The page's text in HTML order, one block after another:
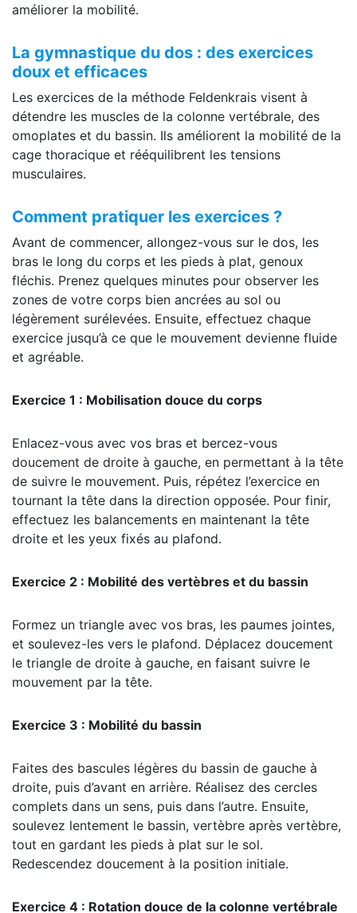
améliorer la mobilité.
La gymnastique du dos : des exercices
doux et efficaces
Les exercices de la méthode Feldenkrais visent à
détendre les muscles de la colonne vertébrale, des
omoplates et du bassin. Ils améliorent la mobilité de la
cage thoracique et rééquilibrent les tensions
musculaires.
Comment pratiquer les exercices ?
Avant de commencer, allongez-vous sur le dos, les
bras le long du corps et les pieds à plat, genoux
fléchis. Prenez quelques minutes pour observer les
zones de votre corps bien ancrées au sol ou
légèrement surélevées. Ensuite, effectuez chaque
exercice jusqu’à ce que le mouvement devienne fluide
et agréable.
Exercice 1 : Mobilisation douce du corps
Enlacez-vous avec vos bras et bercez-vous
doucement de droite à gauche, en permettant à la tête
de suivre le mouvement. Puis, répétez l’exercice en
tournant la tête dans la direction opposée. Pour finir,
effectuez les balancements en maintenant la tête
droite et les yeux fixés au plafond.
Exercice 2 : Mobilité des vertèbres et du bassin
Formez un triangle avec vos bras, les paumes jointes,
et soulevez-les vers le plafond. Déplacez doucement
le triangle de droite à gauche, en faisant suivre le
mouvement par la tête.
Exercice 3 : Mobilité du bassin
Faites des bascules légères du bassin de gauche à
droite, puis d’avant en arrière. Réalisez des cercles
complets dans un sens, puis dans l’autre. Ensuite,
soulevez lentement le bassin, vertèbre après vertèbre,
tout en gardant les pieds à plat sur le sol.
Redescendez doucement à la position initiale.
Exercice 4 : Rotation douce de la colonne vertébrale